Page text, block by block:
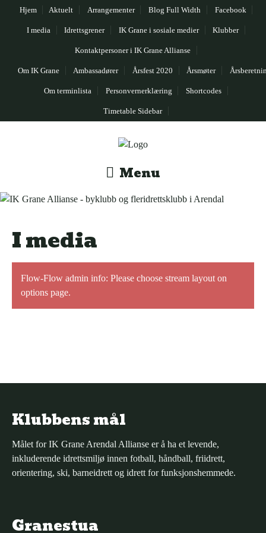
Hjem Aktuelt Arrangementer Blog Full Width Facebook
I media Idrettsgrener IK Grane i sosiale medier Klubber
Kontaktpersoner i IK Grane Allianse
Om IK Grane Ambassadører Årsfest 2020 Årsmøter
Om terminlista Personvernerklæring Shortcodes
Timetable Sidebar
Menu
I media
Flow-Flow admin info: Please choose stream layout on
options page.
Klubbens mål
Målet for IK Grane Arendal Allianse er å ha et levende,
inkluderende idrettsmiljø innen fotball, håndball, friidrett,
orientering, ski, barneidrett og idrett for funksjonshemmede.
Granestua